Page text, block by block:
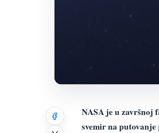
NASA je u završnoj
svemir na